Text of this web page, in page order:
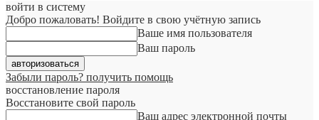
войти в систему
Добро пожаловать! Войдите в свою учётную запись
Ваше имя пользователя
Ваш пароль
Забыли пароль? получить помощь
восстановление пароля
Восстановите свой пароль
Ваш адрес электронной почты